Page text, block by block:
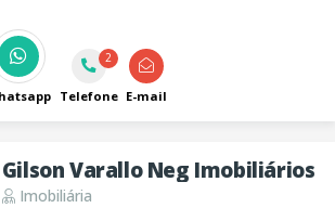
2
Telefone E-mail
Gilson Varallo Neg Imobiliários
Imobiliária